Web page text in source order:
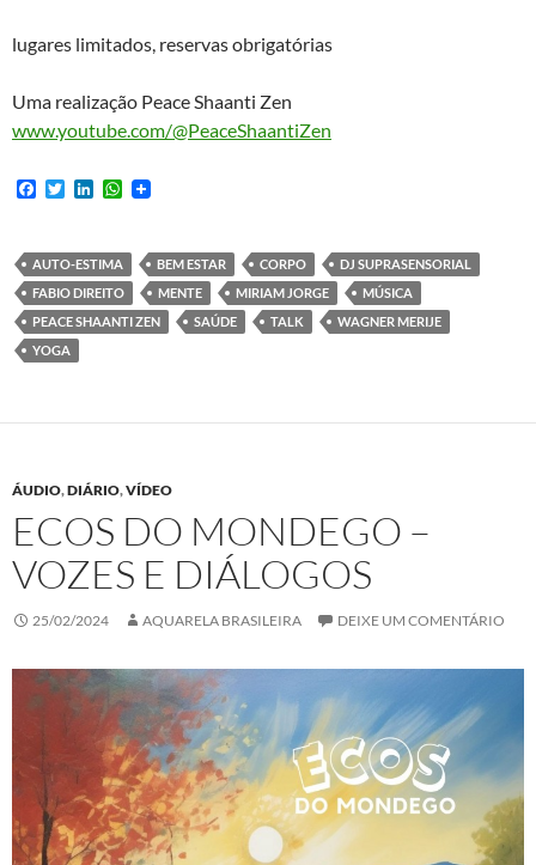
lugares limitados, reservas obrigatórias
Uma realização Peace Shaanti Zen
www.youtube.com/@PeaceShaantiZen
F
b
o
o
k
T
t
e
r
e
d
I
n
W
s
A
p
p
AUTO-ESTIMA BEM ESTAR CORPO
DJ SUPRASENSORIAL
FABIO DIREITO
MENTE MIRIAM JORGE
MÚSICA
PEACE SHAANTI ZEN
SAÚDE TALK
WAGNER MERIJE
YOGA
ÁUDIO,DIÁRIO,VÍDEO
ECOS DO MONDEGO –
VOZES E DIÁLOGOS
25/02/2024 AQUARELA BRASILEIRA DEIXE UM COMENTÁRIO